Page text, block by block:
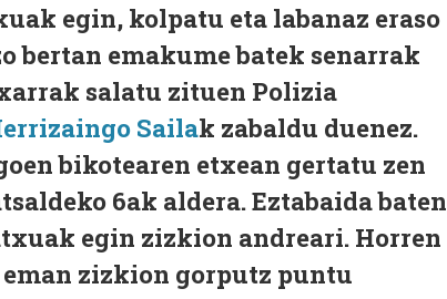
egin, kolpatu eta labanaz eraso
bertan emakume batek senarrak
salatu zituen Polizia
Sailak zabaldu duenez.
bikotearen etxean gertatu zen
6ak aldera. Eztabaida baten
egin zizkion andreari. Horren
zizkion gorputz puntu